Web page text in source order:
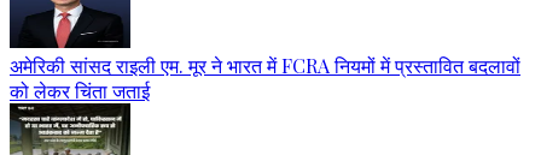
अमेरिकी सांसद राइली एम. मूर ने भारत में FCRA नियमों में प्रस्तावित बदलावों
को लेकर चिंता जताई